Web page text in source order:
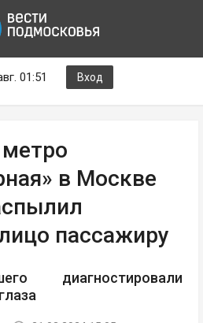
01:51 Вход
в Москве
пассажиру
диагностировали